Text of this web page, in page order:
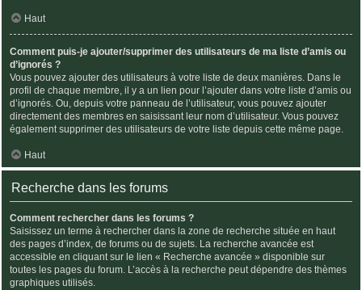
Haut
Comment puis-je ajouter/supprimer des utilisateurs de ma liste d’amis ou
d’ignorés ?
Vous pouvez ajouter des utilisateurs à votre liste de deux manières. Dans le
profil de chaque membre, il y a un lien pour l’ajouter dans votre liste d’amis ou
d’ignorés. Ou, depuis votre panneau de l’utilisateur, vous pouvez ajouter
directement des membres en saisissant leur nom d’utilisateur. Vous pouvez
également supprimer des utilisateurs de votre liste depuis cette même page.
Haut
Recherche dans les forums
Comment rechercher dans les forums ?
Saisissez un terme à rechercher dans la zone de recherche située en haut
des pages d’index, de forums ou de sujets. La recherche avancée est
accessible en cliquant sur le lien « Recherche avancée » disponible sur
toutes les pages du forum. L’accès à la recherche peut dépendre des thèmes
graphiques utilisés.